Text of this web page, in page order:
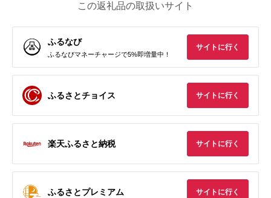
この返礼品の取扱いサイト
ふるなび
ふるなびマネーチャージで5%即増量中！
サイトに行く
ふるさとチョイス サイトに行く
楽天ふるさと納税 サイトに行く
ふるさとプレミアム サイトに行く